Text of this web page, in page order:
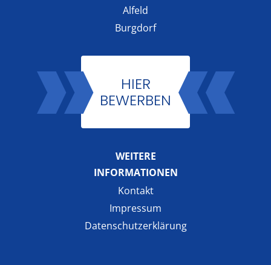
Alfeld
Burgdorf
HIER
BEWERBEN
WEITERE
INFORMATIONEN
Kontakt
Impressum
Datenschutzerklärung